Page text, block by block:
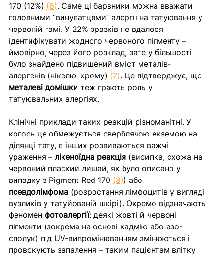
170 (12%) (6). Саме ці барвники можна вважати
головними “винуватцями” алергії на татуювання у
червоній гамі. У 22% зразків не вдалося
ідентифікувати жодного червоного пігменту –
ймовірно, через його розклад, зате у більшості
було знайдено підвищений вміст металів-
алергенів (нікелю, хрому) (7). Це підтверджує, що
металеві домішки теж грають роль у
татуювальних алергіях.
Клінічні приклади таких реакцій різноманітні. У
когось це обмежується сверблячою екземою на
ділянці тату, в інших розвиваються важчі
ураження – лікеноїдна реакція (висипка, схожа на
червоний плаский лишай, як було описано у
випадку з Pigment Red 170 (8)) або
псевдолімфома (розростання лімфоцитів у вигляді
вузликів у татуйованій шкірі). Окремо відзначають
феномен фотоалергії: деякі жовті й червоні
пігменти (зокрема на основі кадмію або азо-
сполук) під UV-випромінюванням змінюються і
провокують запалення – таким пацієнтам влітку